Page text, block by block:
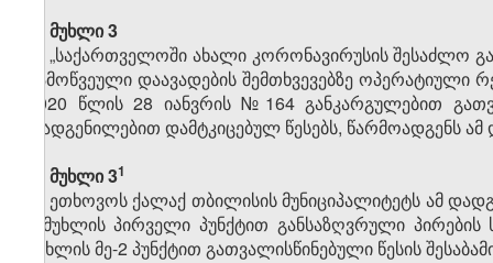
მუხლი 3
„საქართველოში ახალი კორონავირუსის შესაძლო
გამოწვეული დაავადების შემთხვევებზე ოპერატიული
2020 წლის 28 იანვრის №164 განკარგულებით
დადგენილებით დამტკიცებულ წესებს, წარმოადგენს
მუხლი 3​1
ეთხოვოს ქალაქ თბილისის მუნიციპალიტეტს ამ
მუხლის პირველი პუნქტით განსაზღვრული პირების
მუხლის მე-2 პუნქტით გათვალისწინებული წესის